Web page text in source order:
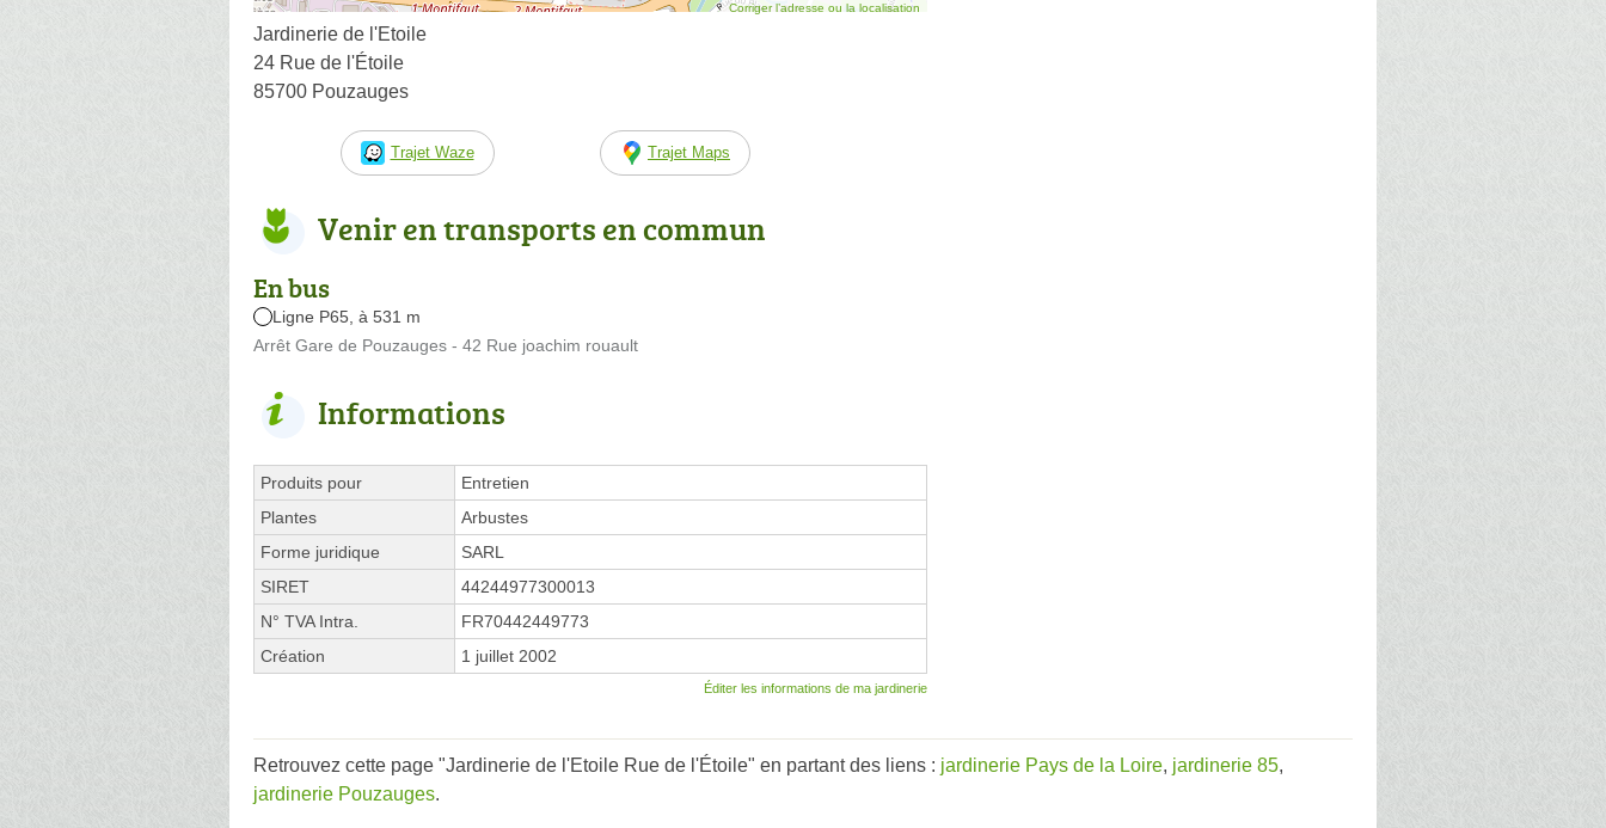
Corriger l’adresse ou la localisation
Jardinerie de l'Etoile
24 Rue de l'Étoile
85700 Pouzauges
Trajet Waze Trajet Maps
Venir en transports en commun
En bus
Ligne P65, à 531 m
Arrêt Gare de Pouzauges - 42 Rue joachim rouault
Informations
Produits pour
Entretien
Plantes
Arbustes
Forme juridique
SARL
SIRET
44244977300013
N° TVA Intra.
FR70442449773
Création
1 juillet 2002
Éditer les informations de ma jardinerie
Retrouvez cette page "Jardinerie de l'Etoile Rue de l'Étoile" en partant des liens : jardinerie Pays de la Loire, jardinerie 85,
jardinerie Pouzauges.